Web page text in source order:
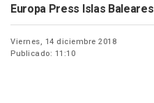
Europa Press Islas Baleares
Viernes, 14 diciembre 2018
Publicado: 11:10